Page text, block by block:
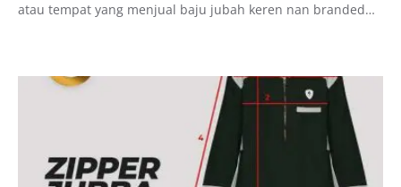
atau tempat yang menjual baju jubah keren nan branded…